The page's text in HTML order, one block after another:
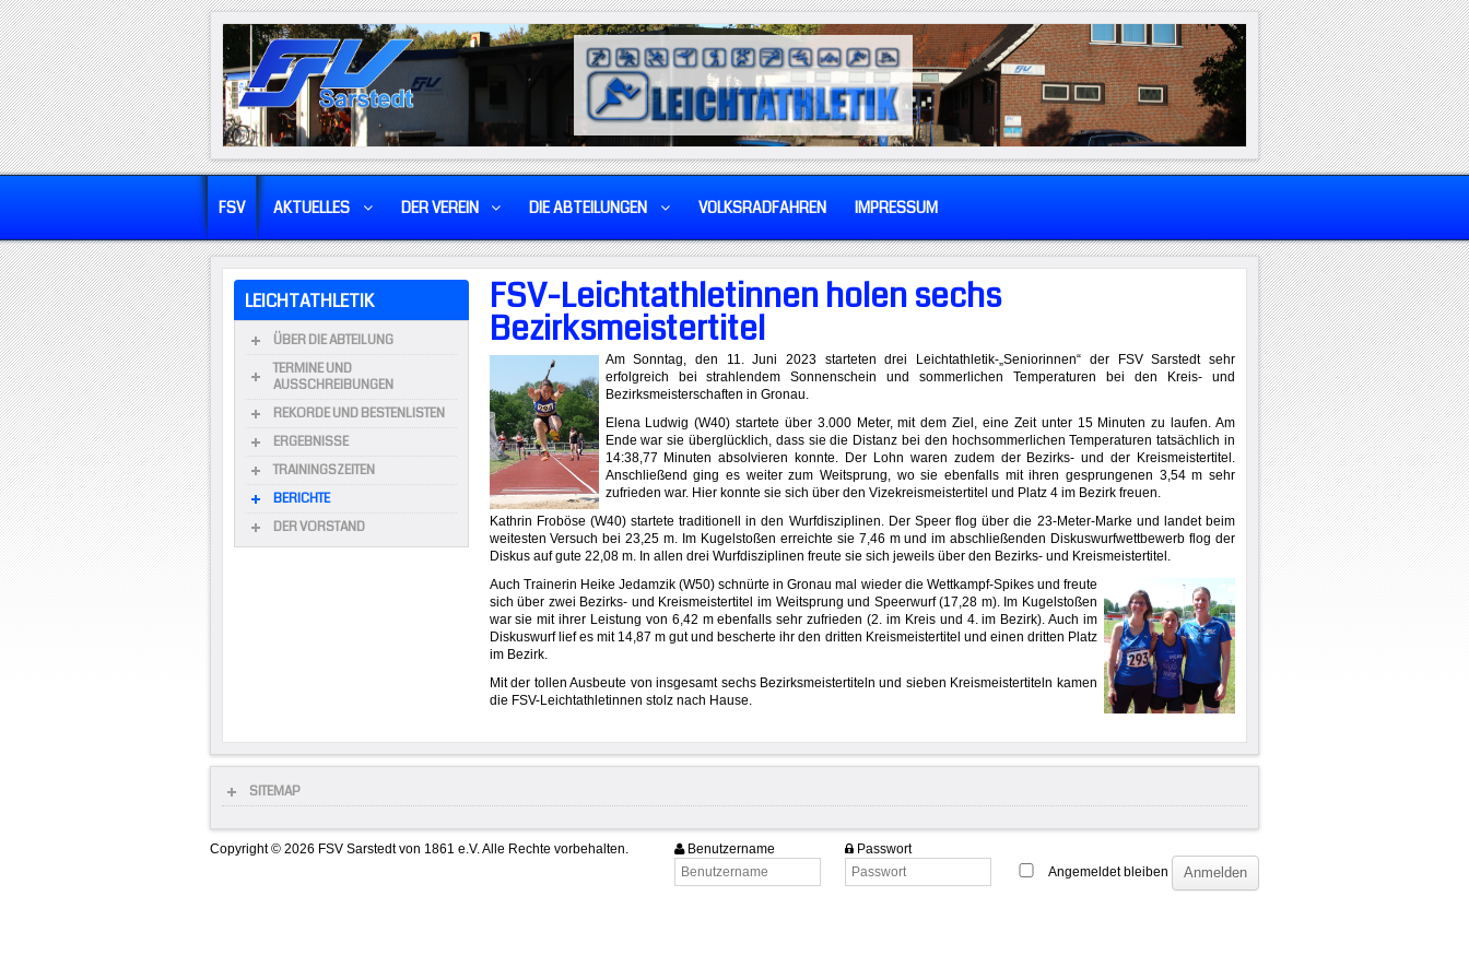
FSV AKTUELLES DER VEREIN DIE ABTEILUNGEN VOLKSRADFAHREN IMPRESSUM
LEICHTATHLETIK
ÜBER DIE ABTEILUNG
TERMINE UND
AUSSCHREIBUNGEN
REKORDE UND BESTENLISTEN
ERGEBNISSE
TRAININGSZEITEN
BERICHTE
DER VORSTAND
FSV-Leichtathletinnen holen sechs
Bezirksmeistertitel
Am Sonntag, den 11. Juni 2023 starteten drei Leichtathletik-„Seniorinnen“ der FSV Sarstedt sehr
erfolgreich bei strahlendem Sonnenschein und sommerlichen Temperaturen bei den Kreis- und
Bezirksmeisterschaften in Gronau.
Elena Ludwig (W40) startete über 3.000 Meter, mit dem Ziel, eine Zeit unter 15 Minuten zu laufen. Am
Ende war sie überglücklich, dass sie die Distanz bei den hochsommerlichen Temperaturen tatsächlich in
14:38,77 Minuten absolvieren konnte. Der Lohn waren zudem der Bezirks- und der Kreismeistertitel.
Anschließend ging es weiter zum Weitsprung, wo sie ebenfalls mit ihren gesprungenen 3,54 m sehr
zufrieden war. Hier konnte sie sich über den Vizekreismeistertitel und Platz 4 im Bezirk freuen.
Kathrin Froböse (W40) startete traditionell in den Wurfdisziplinen. Der Speer flog über die 23-Meter-Marke und landet beim
weitesten Versuch bei 23,25 m. Im Kugelstoßen erreichte sie 7,46 m und im abschließenden Diskuswurfwettbewerb flog der
Diskus auf gute 22,08 m. In allen drei Wurfdisziplinen freute sie sich jeweils über den Bezirks- und Kreismeistertitel.
Auch Trainerin Heike Jedamzik (W50) schnürte in Gronau mal wieder die Wettkampf-Spikes und freute
sich über zwei Bezirks- und Kreismeistertitel im Weitsprung und Speerwurf (17,28 m). Im Kugelstoßen
war sie mit ihrer Leistung von 6,42 m ebenfalls sehr zufrieden (2. im Kreis und 4. im Bezirk). Auch im
Diskuswurf lief es mit 14,87 m gut und bescherte ihr den dritten Kreismeistertitel und einen dritten Platz
im Bezirk.
Mit der tollen Ausbeute von insgesamt sechs Bezirksmeistertiteln und sieben Kreismeistertiteln kamen
die FSV-Leichtathletinnen stolz nach Hause.
SITEMAP
Copyright © 2026 FSV Sarstedt von 1861 e.V. Alle Rechte vorbehalten. Benutzername
Passwort
Angemeldet bleiben